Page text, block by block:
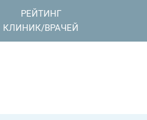
РЕЙТИНГ
КЛИНИК/ВРАЧЕЙ